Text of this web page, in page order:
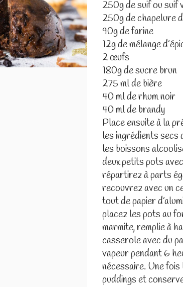
250g de suif ou suif
250g de chapelure
90g de farine
12g de mélange
2 œufs
180g de sucre brun
275 ml de bière
40 ml de rhum noir
40 ml de brandy
Place ensuite à la
les ingrédients secs
les boissons
deux petits pots
répartirez à parts
recouvrez avec un
tout de papier
placez les pots au
marmite, remplie à
casserole avec du
vapeur pendant 6
nécessaire. Une
puddings et